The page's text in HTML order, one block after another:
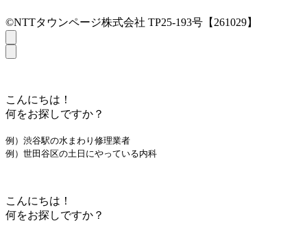
©NTTタウンページ株式会社 TP25-193号【261029】
こんにちは！
何をお探しですか？
例）渋谷駅の水まわり修理業者
例）世田谷区の土日にやっている内科
こんにちは！
何をお探しですか？